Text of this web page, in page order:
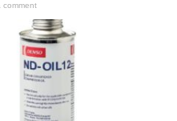
comment